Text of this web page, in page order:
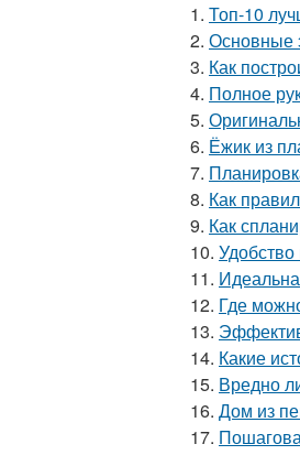
1. Топ-10
2. Основные
3. Как
4. Полное
5.
6. Ёжик из
7.
8. Как
9. Как
10.
11.
12. Где
13.
14. Какие
15. Вредно
16. Дом из
17.